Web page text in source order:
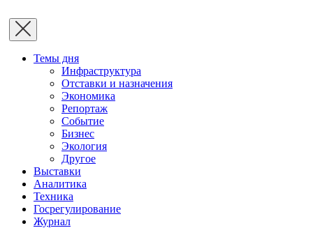
Темы дня
Инфраструктура
Отставки и назначения
Экономика
Репортаж
Событие
Бизнес
Экология
Другое
Выставки
Аналитика
Техника
Госрегулирование
Журнал